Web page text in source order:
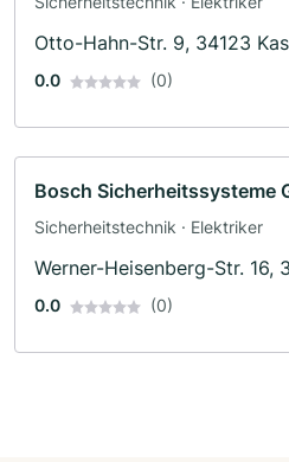
Otto-Hahn-Str. 9, 34123
0.0 (0)
Bosch Sicherheitssysteme
Sicherheitstechnik · Elektriker
Werner-Heisenberg-Str. 16,
0.0 (0)